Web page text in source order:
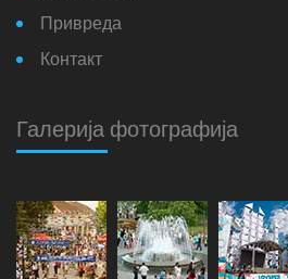
Привреда
Контакт
Галерија фотографија